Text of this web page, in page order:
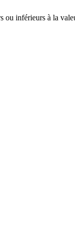
inférieurs à la